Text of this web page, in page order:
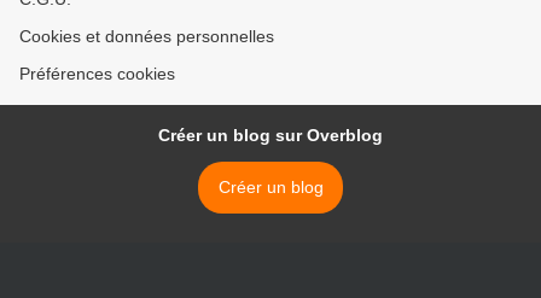
Cookies et données personnelles
Préférences cookies
Créer un blog sur Overblog
Créer un blog